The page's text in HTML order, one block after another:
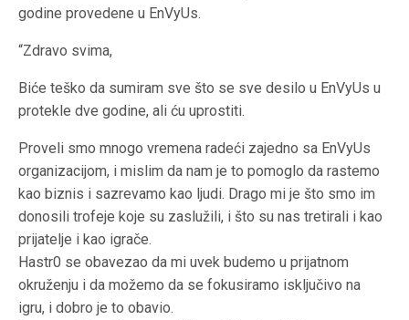
godine provedene u EnVyUs.
“Zdravo svima,
Biće teško da sumiram sve što se sve desilo u EnVyUs u
protekle dve godine, ali ću uprostiti.
Proveli smo mnogo vremena radeći zajedno sa EnVyUs
organizacijom, i mislim da nam je to pomoglo da rastemo
kao biznis i sazrevamo kao ljudi. Drago mi je što smo im
donosili trofeje koje su zaslužili, i što su nas tretirali i kao
prijatelje i kao igrače.
Hastr0 se obavezao da mi uvek budemo u prijatnom
okruženju i da možemo da se fokusiramo isključivo na
igru, i dobro je to obavio.